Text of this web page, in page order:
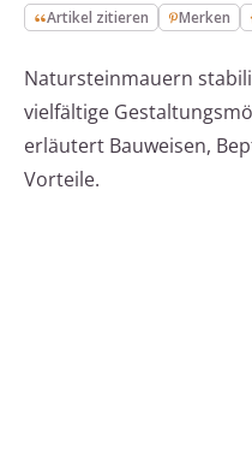
Artikel zitieren Merken
Natursteinmauern
vielfältige
erläutert Bauweisen,
Vorteile.